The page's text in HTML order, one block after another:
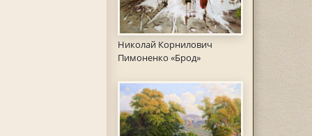
Николай Корнилович
Пимоненко «Брод»